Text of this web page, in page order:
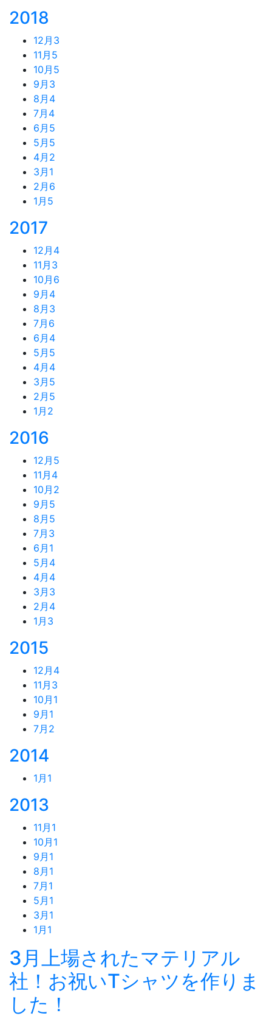
2018
12月 3
11月 5
10月 5
9月 3
8月 4
7月 4
6月 5
5月 5
4月 2
3月 1
2月 6
1月 5
2017
12月 4
11月 3
10月 6
9月 4
8月 3
7月 6
6月 4
5月 5
4月 4
3月 5
2月 5
1月 2
2016
12月 5
11月 4
10月 2
9月 5
8月 5
7月 3
6月 1
5月 4
4月 4
3月 3
2月 4
1月 3
2015
12月 4
11月 3
10月 1
9月 1
7月 2
2014
1月 1
2013
11月 1
10月 1
9月 1
8月 1
7月 1
5月 1
3月 1
1月 1
3月上場されたマテリアル
社！お祝いTシャツを作りま
した！